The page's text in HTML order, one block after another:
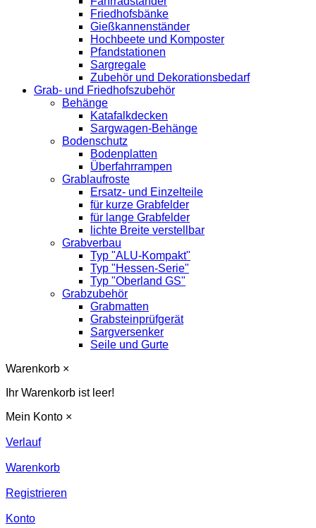
Friedhofsbänke
Gießkannenständer
Hochbeete und Komposter
Pfandstationen
Sargregale
Zubehör und Dekorationsbedarf
Grab- und Friedhofszubehör
Behänge
Katafalkdecken
Sargwagen-Behänge
Bodenschutz
Bodenplatten
Überfahrrampen
Grablaufroste
Ersatz- und Einzelteile
für kurze Grabfelder
für lange Grabfelder
lichte Breite verstellbar
Grabverbau
Typ "ALU-Kompakt"
Typ "Hessen-Serie"
Typ "Oberland GS"
Grabzubehör
Grabmatten
Grabsteinprüfgerät
Sargversenker
Seile und Gurte
Warenkorb ×
Ihr Warenkorb ist leer!
Mein Konto ×
Verlauf
Warenkorb
Registrieren
Konto